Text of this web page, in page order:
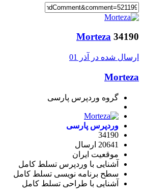
Morteza 34190
ارسال شده در آذر 01
Morteza
گروه وردپرس پارسی
وردپرس پارسی
34190
20641 ارسال
موقعیت ایران
آشنایی با وردپرس تسلط کامل
سطح برنامه نویسی تسلط کامل
آشنایی با طراحی تسلط کامل